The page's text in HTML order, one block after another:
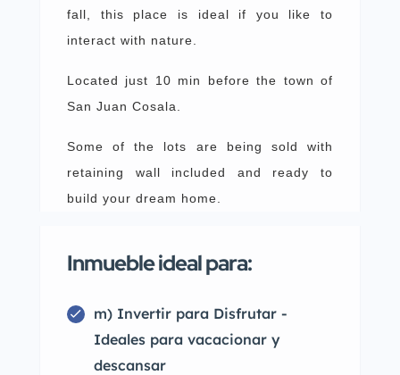
fall, this place is ideal if you like to
interact with nature.
Located just 10 min before the town of
San Juan Cosala.
Some of the lots are being sold with
retaining wall included and ready to
build your dream home.
Inmueble ideal para:
m) Invertir para Disfrutar -
Ideales para vacacionar y
descansar